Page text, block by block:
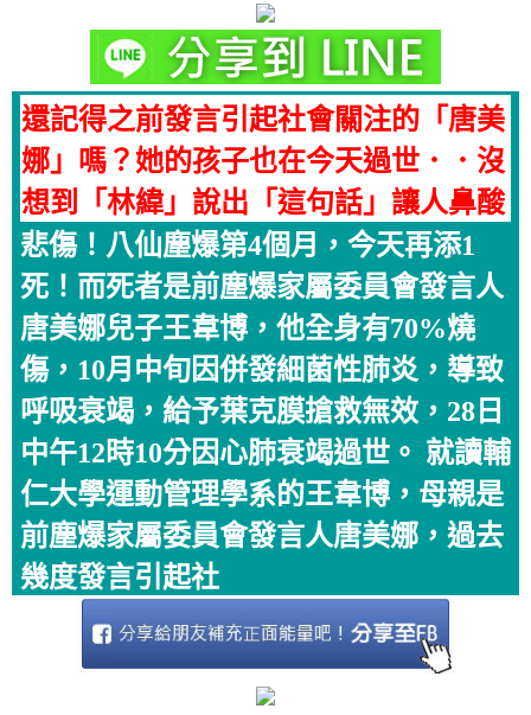
還記得之前發言引起社會關注的「唐美
娜」嗎？她的孩子也在今天過世．．沒
想到「林緯」說出「這句話」讓人鼻酸
悲傷！八仙塵爆第4個月，今天再添1
死！而死者是前塵爆家屬委員會發言人
唐美娜兒子王韋博，他全身有70%燒
傷，10月中旬因併發細菌性肺炎，導致
呼吸衰竭，給予葉克膜搶救無效，28日
中午12時10分因心肺衰竭過世。 就讀輔
仁大學運動管理學系的王韋博，母親是
前塵爆家屬委員會發言人唐美娜，過去
幾度發言引起社